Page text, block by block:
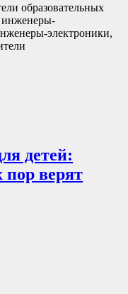
образовательных
инженеры-
электроники,
детей:
верят